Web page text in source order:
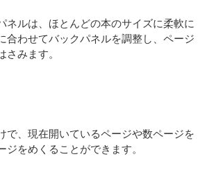
ネルは、ほとんどの本のサイズに柔軟に
合わせてバックパネルを調整し、ページ
みます。
で、現在開いているページや数ページを
ジをめくることができます。